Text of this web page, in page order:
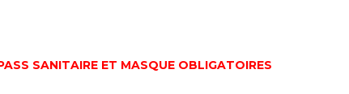
SANITAIRE ET MASQUE OBLIGATOIRES